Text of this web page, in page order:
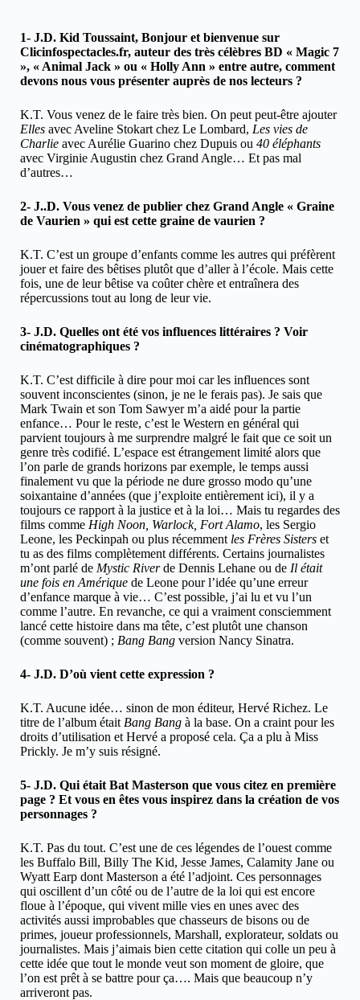
1- J.D. Kid Toussaint, Bonjour et bienvenue sur
Clicinfospectacles.fr, auteur des très célèbres BD « Magic 7
», « Animal Jack » ou « Holly Ann » entre autre, comment
devons nous vous présenter auprès de nos lecteurs ?
K.T. Vous venez de le faire très bien. On peut peut-être ajouter
Elles avec Aveline Stokart chez Le Lombard, Les vies de
Charlie avec Aurélie Guarino chez Dupuis ou 40 éléphants
avec Virginie Augustin chez Grand Angle… Et pas mal
d’autres…
2- J..D. Vous venez de publier chez Grand Angle « Graine
de Vaurien » qui est cette graine de vaurien ?
K.T. C’est un groupe d’enfants comme les autres qui préfèrent
jouer et faire des bêtises plutôt que d’aller à l’école. Mais cette
fois, une de leur bêtise va coûter chère et entraînera des
répercussions tout au long de leur vie.
3- J.D. Quelles ont été vos influences littéraires ? Voir
cinématographiques ?
K.T. C’est difficile à dire pour moi car les influences sont
souvent inconscientes (sinon, je ne le ferais pas). Je sais que
Mark Twain et son Tom Sawyer m’a aidé pour la partie
enfance… Pour le reste, c’est le Western en général qui
parvient toujours à me surprendre malgré le fait que ce soit un
genre très codifié. L’espace est étrangement limité alors que
l’on parle de grands horizons par exemple, le temps aussi
finalement vu que la période ne dure grosso modo qu’une
soixantaine d’années (que j’exploite entièrement ici), il y a
toujours ce rapport à la justice et à la loi… Mais tu regardes des
films comme High Noon, Warlock, Fort Alamo, les Sergio
Leone, les Peckinpah ou plus récemment les Frères Sisters et
tu as des films complètement différents. Certains journalistes
m’ont parlé de Mystic Riverde Dennis Lehane ou de Il était
une fois en Amérique de Leone pour l’idée qu’une erreur
d’enfance marque à vie… C’est possible, j’ai lu et vu l’un
comme l’autre. En revanche, ce qui a vraiment consciemment
lancé cette histoire dans ma tête, c’est plutôt une chanson
(comme souvent) ; Bang Bang version Nancy Sinatra.
4- J.D. D’où vient cette expression ?
K.T. Aucune idée… sinon de mon éditeur, Hervé Richez. Le
titre de l’album était Bang Bang à la base. On a craint pour les
droits d’utilisation et Hervé a proposé cela. Ça a plu à Miss
Prickly. Je m’y suis résigné.
5- J.D. Qui était Bat Masterson que vous citez en première
page ? Et vous en êtes vous inspirez dans la création de vos
personnages ?
K.T. Pas du tout. C’est une de ces légendes de l’ouest comme
les Buffalo Bill, Billy The Kid, Jesse James, Calamity Jane ou
Wyatt Earp dont Masterson a été l’adjoint. Ces personnages
qui oscillent d’un côté ou de l’autre de la loi qui est encore
floue à l’époque, qui vivent mille vies en unes avec des
activités aussi improbables que chasseurs de bisons ou de
primes, joueur professionnels, Marshall, explorateur, soldats ou
journalistes. Mais j’aimais bien cette citation qui colle un peu à
cette idée que tout le monde veut son moment de gloire, que
l’on est prêt à se battre pour ça…. Mais que beaucoup n’y
arriveront pas.